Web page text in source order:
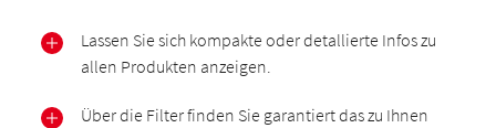
Lassen Sie sich kompakte oder detallierte Infos zu
allen Produkten anzeigen.
Über die Filter finden Sie garantiert das zu Ihnen